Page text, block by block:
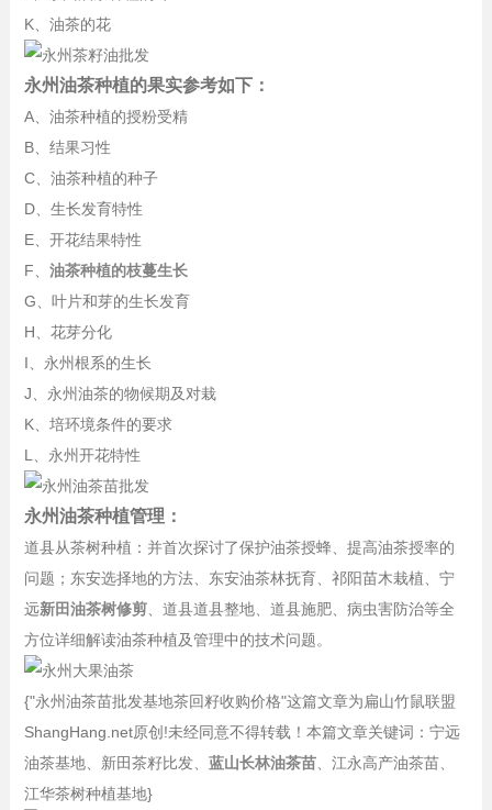
K、油茶的花
永州油茶种植的果实参考如下：
A、油茶种植的授粉受精
B、结果习性
C、油茶种植的种子
D、生长发育特性
E、开花结果特性
F、 油茶种植的枝蔓生长
G、叶片和芽的生长发育
H、花芽分化
I、永州根系的生长
J、永州油茶的物候期及对栽
K、培环境条件的要求
L、永州开花特性
永州油茶种植管理：
道县从茶树种植：并首次探讨了保护油茶授蜂、提高油茶授率的
问题；东安选择地的方法、东安油茶林抚育、祁阳苗木栽植、宁
远新田油茶树修剪、道县道县整地、道县施肥、病虫害防治等全
方位详细解读油茶种植及管理中的技术问题。
{"永州油茶苗批发基地茶回籽收购价格"这篇文章为扁山竹鼠联盟
ShangHang.net原创!未经同意不得转载！本篇文章关键词：宁远
油茶基地、新田茶籽比发、 蓝山长林油茶苗、江永高产油茶苗、
江华茶树种植基地}